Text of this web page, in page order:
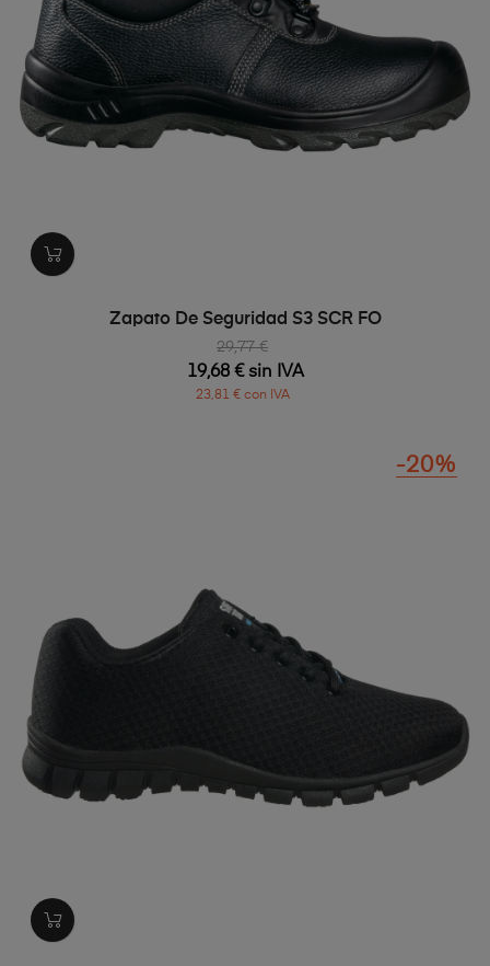
Zapato De Seguridad S3 SCR FO
29,77 €
19,68 € sin IVA
23,81 € con IVA
-20%